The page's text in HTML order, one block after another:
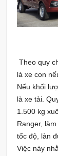
Theo quy
là xe con
Nếu khối
là xe tải.
1.500 kg
Ranger,
tốc độ, làn
Việc này